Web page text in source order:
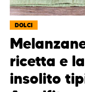
DOLCI
ricetta e
insolito